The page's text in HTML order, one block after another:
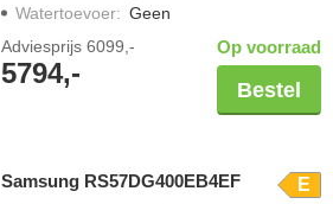
Watertoevoer: Geen
Adviesprijs 6099,-
5794,-
Op voorraad
Bestel
Samsung RS57DG400EB4EF E